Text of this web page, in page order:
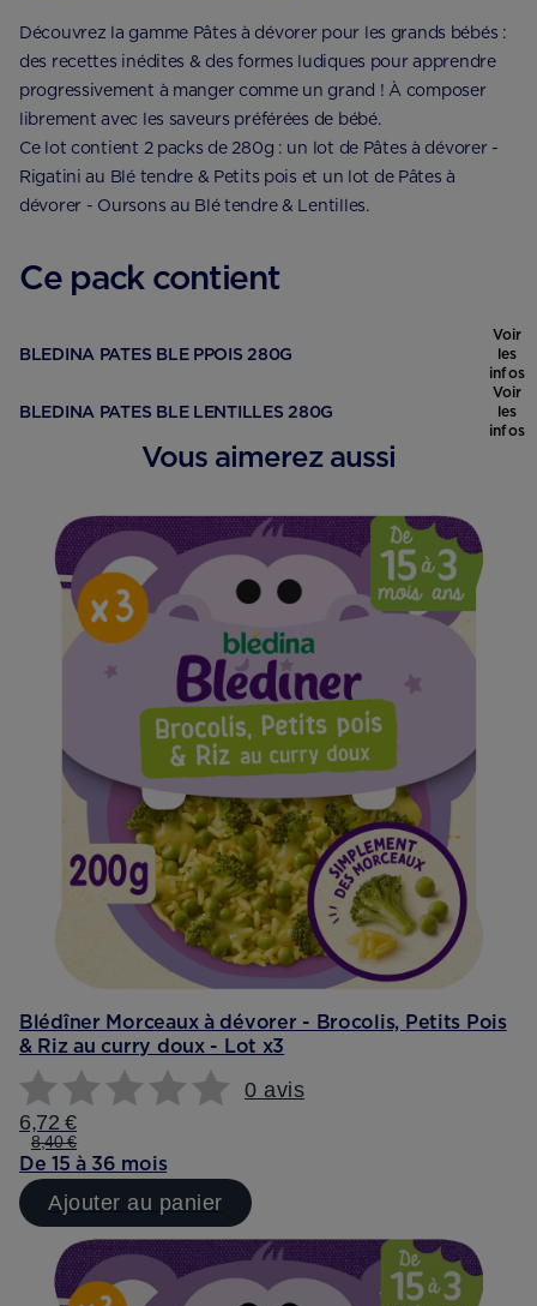
Découvrez la gamme Pâtes à dévorer pour les grands bébés :
des recettes inédites & des formes ludiques pour apprendre
progressivement à manger comme un grand ! À composer
librement avec les saveurs préférées de bébé.
Ce lot contient 2 packs de 280g : un lot de Pâtes à dévorer -
Rigatini au Blé tendre & Petits pois et un lot de Pâtes à
dévorer - Oursons au Blé tendre & Lentilles.
Ce pack contient
BLEDINA PATES BLE PPOIS 280G
Voir
les
infos
BLEDINA PATES BLE LENTILLES 280G
Voir
les
infos
Vous aimerez aussi
Blédîner Morceaux à dévorer - Brocolis, Petits Pois
& Riz au curry doux - Lot x3
0 avis
6,72 €
8,40 €
De 15 à 36 mois
Ajouter au panier